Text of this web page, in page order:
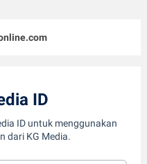
ID
ID untuk menggunakan
dari KG Media.